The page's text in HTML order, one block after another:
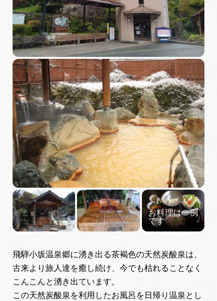
旅の予約
アクセス
インフォメーション
ぎふ旅レポーター記事
早わかり岐阜
買い物・お土産
体験予約サイト「ＶＩＳＩＴ岐阜県」
岐阜県アウトドア観光キャンペーン
岐阜県まるごと観光エリアガイド
旅行会社・観光事業者の皆様へ
飛騨小坂温泉郷に湧き出る茶褐色の天然炭酸泉は、
古来より旅人達を癒し続け、今でも枯れることなく
こんこんと湧き出ています。
この天然炭酸泉を利用したお風呂を日帰り温泉とし